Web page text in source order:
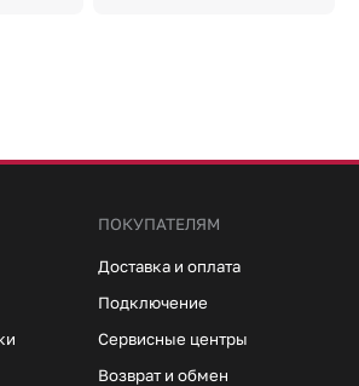
ПОКУПАТЕЛЯМ
Доставка и оплата
Подключение
Сервисные центры
Возврат и обмен